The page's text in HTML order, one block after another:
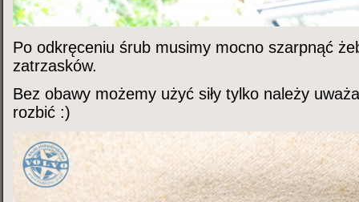
Po odkręceniu śrub musimy mocno szarpnąć
zatrzasków.
Bez obawy możemy użyć siły tylko należy
rozbić :)